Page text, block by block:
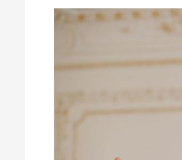
Ötən
keçirilib